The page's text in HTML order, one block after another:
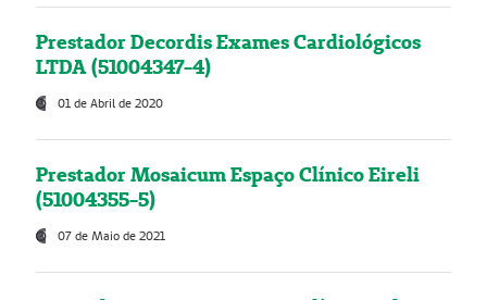
Prestador Decordis Exames Cardiológicos
LTDA (51004347-4)
01 de Abril de 2020
Prestador Mosaicum Espaço Clínico Eireli
(51004355-5)
07 de Maio de 2021